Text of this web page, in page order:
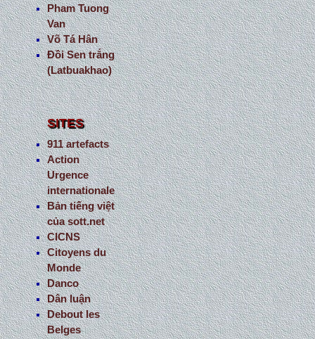
Pham Tuong
Van
Võ Tá Hân
Đồi Sen trắng
(Latbuakhao)
SITES
911 artefacts
Action
Urgence
internationale
Bản tiếng việt
của sott.net
CICNS
Citoyens du
Monde
Danco
Dân luận
Debout les
Belges